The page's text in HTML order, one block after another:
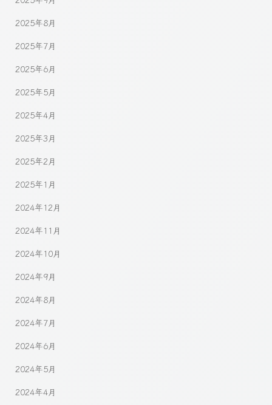
2025年8月
2025年7月
2025年6月
2025年5月
2025年4月
2025年3月
2025年2月
2025年1月
2024年12月
2024年11月
2024年10月
2024年9月
2024年8月
2024年7月
2024年6月
2024年5月
2024年4月